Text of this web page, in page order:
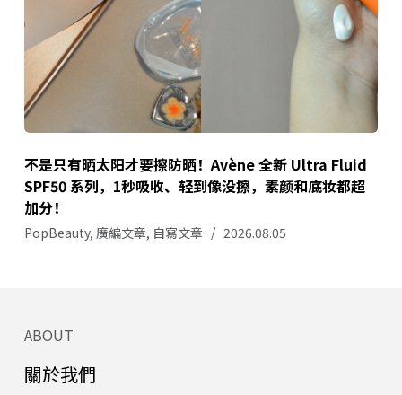
不是只有晒太阳才要擦防晒！Avène 全新 Ultra Fluid
SPF50 系列，1秒吸收、轻到像没擦，素颜和底妆都超
加分！
PopBeauty, 廣編文章, 自寫文章 2026.08.05
ABOUT
關於我們